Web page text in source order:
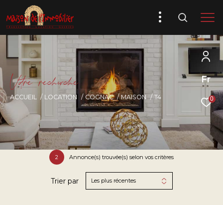
Fr
0
Vore recece
ACCUEIL LOCATION COGNAC MAISON T4
2 Annonce(s) trouvée(s) selon vos critères
Trier par Les plus récentes